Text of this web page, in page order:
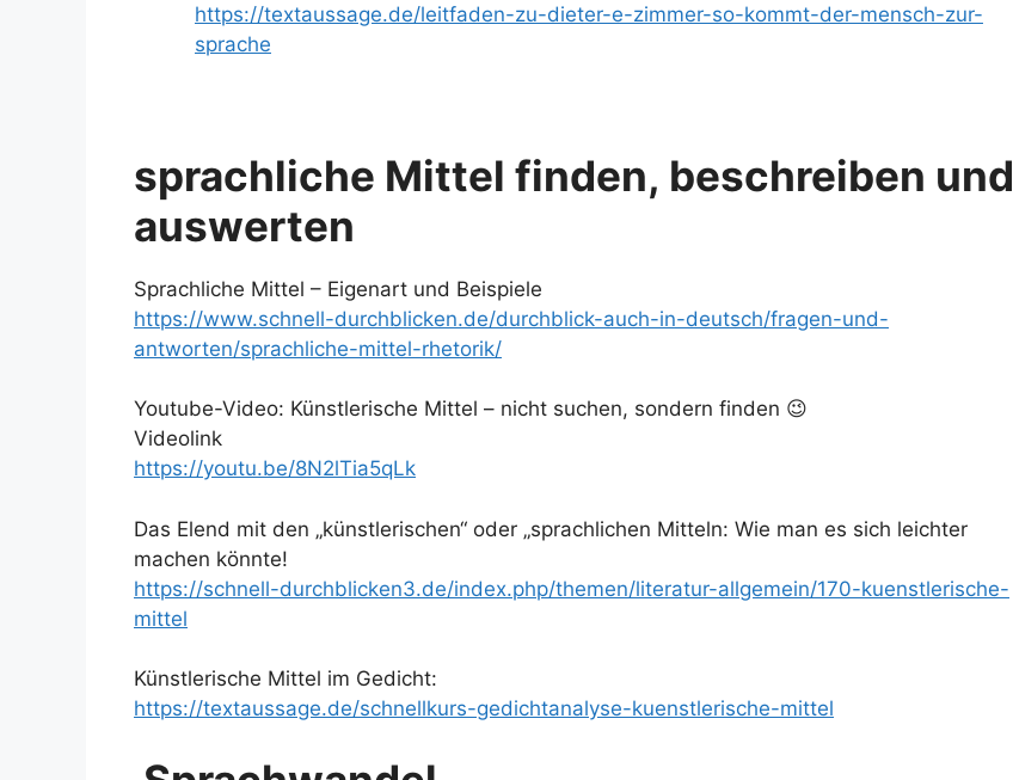
https://textaussage.de/leitfaden-zu-dieter-e-zimmer-so-kommt-der-mensch-zur-
sprache
sprachliche Mittel finden, beschreiben und
auswerten
Sprachliche Mittel – Eigenart und Beispiele
https://www.schnell-durchblicken.de/durchblick-auch-in-deutsch/fragen-und-
antworten/sprachliche-mittel-rhetorik/
Youtube-Video: Künstlerische Mittel – nicht suchen, sondern finden 😉
Videolink
https://youtu.be/8N2lTia5qLk
Das Elend mit den „künstlerischen“ oder „sprachlichen Mitteln: Wie man es sich leichter
machen könnte!
https://schnell-durchblicken3.de/index.php/themen/literatur-allgemein/170-kuenstlerische-
mittel
Künstlerische Mittel im Gedicht:
https://textaussage.de/schnellkurs-gedichtanalyse-kuenstlerische-mittel